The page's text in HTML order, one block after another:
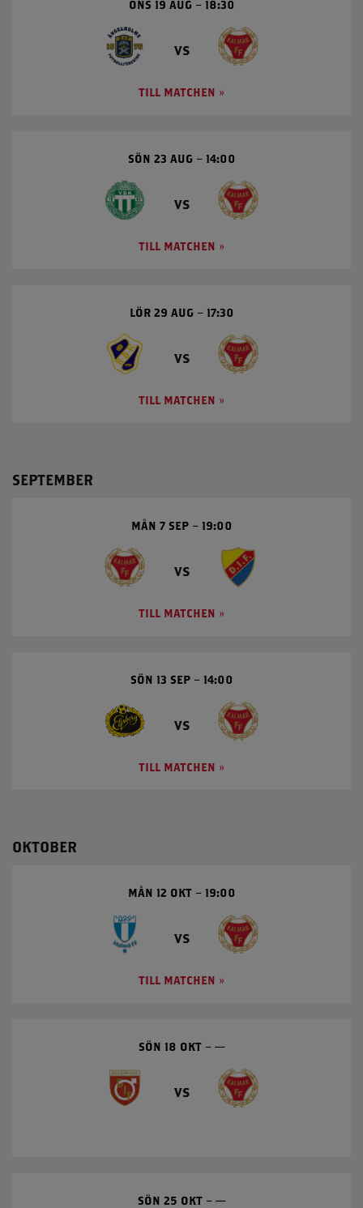
vs
ONS 19 AUG 18:30
TILL MATCHEN
vs
SÖN 23 AUG 14:00
TILL MATCHEN
vs
LÖR 29 AUG 17:30
TILL MATCHEN
SEPTEMBER
vs
MÅN 7 SEP 19:00
TILL MATCHEN
vs
SÖN 13 SEP 14:00
TILL MATCHEN
OKTOBER
vs
MÅN 12 OKT 19:00
TILL MATCHEN
vs
SÖN 18 OKT ––
SÖN 25 OKT ––